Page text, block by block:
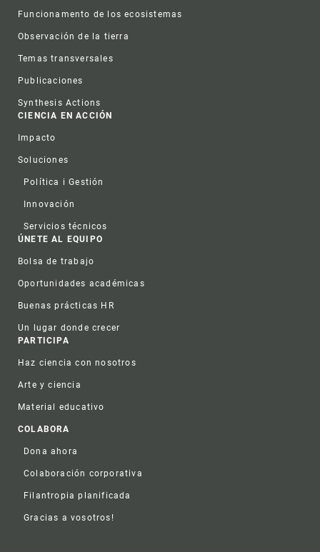
Funcionamento de los ecosistemas
Observación de la tierra
Temas transversales
Publicaciones
Synthesis Actions
CIENCIA EN ACCIÓN
Impacto
Soluciones
Política i Gestión
Innovación
Servicios técnicos
ÚNETE AL EQUIPO
Bolsa de trabajo
Oportunidades académicas
Buenas prácticas HR
Un lugar donde crecer
PARTICIPA
Haz ciencia con nosotros
Arte y ciencia
Material educativo
COLABORA
Dona ahora
Colaboración corporativa
Filantropia planificada
Gracias a vosotros!